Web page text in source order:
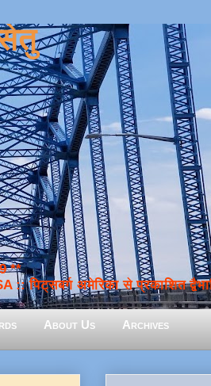
**
अमेरिका से प्रकाशित
About Us Archives